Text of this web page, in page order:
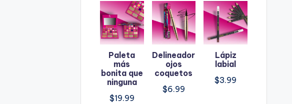
Paleta
más
bonita que
ninguna
$19.99
Delineador
ojos
coquetos
$6.99
Lápiz
labial
$3.99